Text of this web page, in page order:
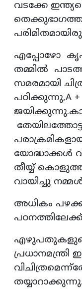
വടക്കേ
എപ്പോഴോ
തമ്മിൽ
സമരമായി
പഠിക്കുന്നു,A +
യോദ്ധാക്കൾ
തീയ്യ്
വായിച്ചു
അധികം
പ്രധാനമന്ത്രി